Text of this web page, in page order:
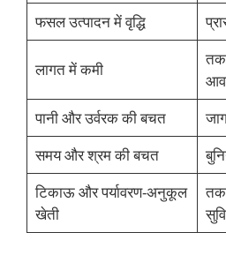
फसल उत्पादन में वृद्धि
लागत में कमी
पानी और उर्वरक की बचत
समय और श्रम की बचत
टिकाऊ और पर्यावरण-अनुकूल
खेती